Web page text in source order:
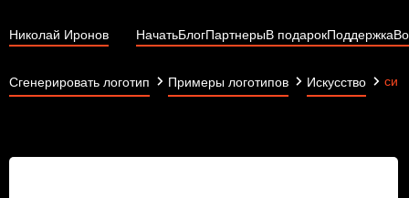
Николай Иронов НачатьБлогПартнерыВ подарокПоддержка
Сгенерировать логотип Примеры логотипов Искусство